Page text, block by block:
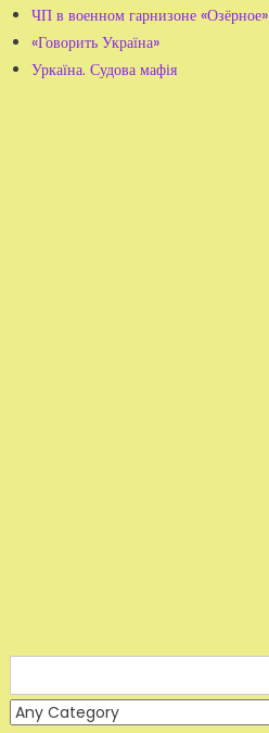
ЧП в военном гарнизоне «Озёрное»
«Говорить Україна»
Уркаїна. Судова мафія
for: